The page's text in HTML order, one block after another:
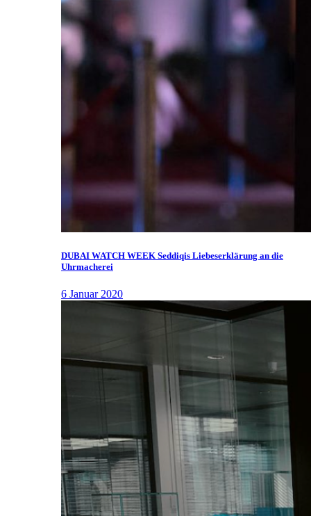
DUBAI WATCH WEEK Seddiqis Liebeserklärung an die
Uhrmacherei
6 Januar 2020